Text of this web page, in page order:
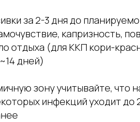
за 2-3 дня до
капризность,
отдыха (для ККП кори-
дней)
зону учитывайте,
инфекций уходит до